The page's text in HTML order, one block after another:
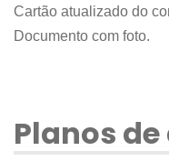
Cartão atualizado do
Documento com foto.
Planos